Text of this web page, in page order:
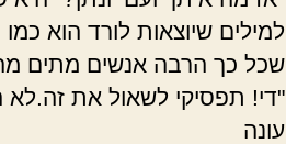
למילים שיוצאות לורד הוא
שכל כך הרבה אנשים מתים
"די! תפסיקי לשאול את זה.לא
עונה